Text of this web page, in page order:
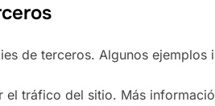
de terceros. Algunos ejemplos
el tráfico del sitio. Más